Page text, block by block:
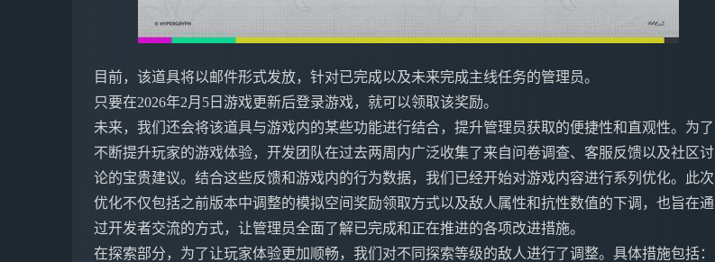
目前，该道具将以邮件形式发放，针对已完成以及未来完成主线任务的管理员。
只要在2026年2月5日游戏更新后登录游戏，就可以领取该奖励。
未来，我们还会将该道具与游戏内的某些功能进行结合，提升管理员获取的便捷性和直观性。为了
不断提升玩家的游戏体验，开发团队在过去两周内广泛收集了来自问卷调查、客服反馈以及社区讨
论的宝贵建议。结合这些反馈和游戏内的行为数据，我们已经开始对游戏内容进行系列优化。此次
优化不仅包括之前版本中调整的模拟空间奖励领取方式以及敌人属性和抗性数值的下调，也旨在通
过开发者交流的方式，让管理员全面了解已完成和正在推进的各项改进措施。
在探索部分，为了让玩家体验更加顺畅，我们对不同探索等级的敌人进行了调整。具体措施包括：